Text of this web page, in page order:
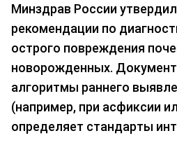
Минздрав России
рекомендации по
острого повреждения
новорожденных. Документ
алгоритмы раннего
(например, при асфиксии
определяет стандарты